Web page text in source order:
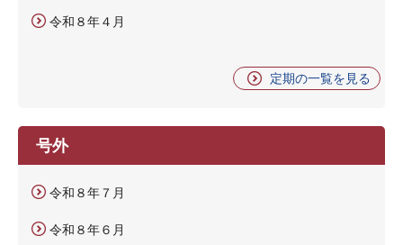
令和８年４月
定期の一覧を見る
号外
令和８年７月
令和８年６月